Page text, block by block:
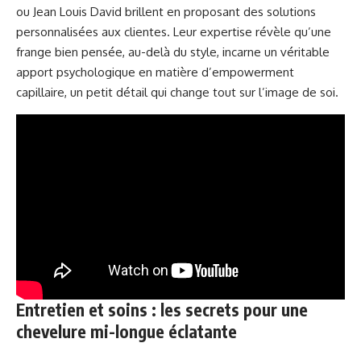
ou Jean Louis David brillent en proposant des solutions
personnalisées aux clientes. Leur expertise révèle qu’une
frange bien pensée, au-delà du style, incarne un véritable
apport psychologique en matière d’empowerment
capillaire, un petit détail qui change tout sur l’image de soi.
Entretien et soins : les secrets pour une
chevelure mi-longue éclatante